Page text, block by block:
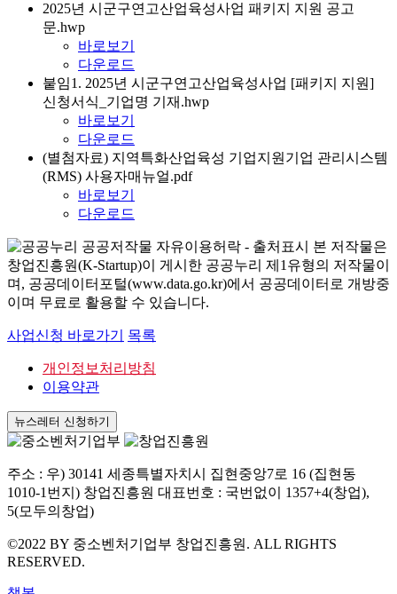
2025년 시군구연고산업육성사업 패키지 지원 공고
문.hwp
바로보기
다운로드
붙임1. 2025년 시군구연고산업육성사업 [패키지 지원]
신청서식_기업명 기재.hwp
바로보기
다운로드
(별첨자료) 지역특화산업육성 기업지원기업 관리시스템
(RMS) 사용자매뉴얼.pdf
바로보기
다운로드
본 저작물은
창업진흥원(K-Startup)이 게시한 공공누리 제1유형의 저작물이
며, 공공데이터포털(www.data.go.kr)에서 공공데이터로 개방중
이며 무료로 활용할 수 있습니다.
사업신청 바로가기 목록
개인정보처리방침
이용약관
뉴스레터 신청하기
주소 : 우) 30141 세종특별자치시 집현중앙7로 16 (집현동
1010-1번지) 창업진흥원 대표번호 : 국번없이 1357+4(창업),
5(모두의창업)
©2022 BY 중소벤처기업부 창업진흥원. ALL RIGHTS
RESERVED.